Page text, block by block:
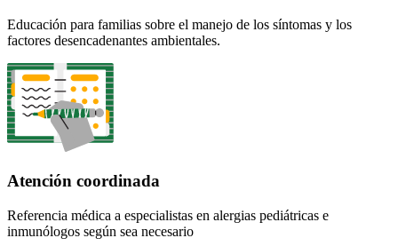
Educación para familias sobre el manejo de los síntomas y los
factores desencadenantes ambientales.
Atención coordinada
Referencia médica a especialistas en alergias pediátricas e
inmunólogos según sea necesario